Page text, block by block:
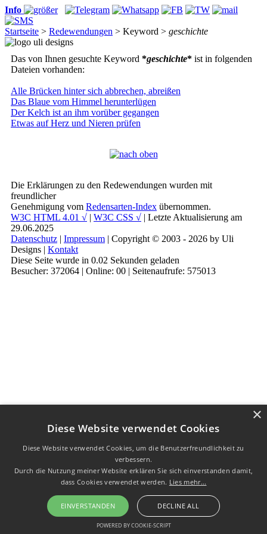
Info
Startseite > Redewendungen > Keyword > geschichte
Das von Ihnen gesuchte Keyword *geschichte* ist in folgenden
Dateien vorhanden:
Alle Brücken hinter sich abbrechen, abreißen
Das Blaue vom Himmel herunterlügen
Der Kelch ist an ihm vorüber gegangen
Etwas auf Herz und Nieren prüfen
Die Erklärungen zu den Redewendungen wurden mit
freundlicher
Genehmigung vom Redensarten-Index übernommen.
W3C HTML 4.01 √ | W3C CSS √ | Letzte Aktualisierung am
29.06.2025
Datenschutz | Impressum | Copyright © 2003 - 2026 by Uli
Designs | Kontakt
Diese Seite wurde in 0.02 Sekunden geladen
Besucher: 372064 | Online: 00 | Seitenaufrufe: 575013
Diese Website verwendet Cookies
Diese Website verwendet Cookies, um die Benutzerfreundlichkeit zu
verbessern.
Durch die Nutzung meiner Website erklären Sie sich einverstanden damit,
dass Cookies verwendet werden. Lies mehr...
EINVERSTANDEN DECLINE ALL
POWERED BY COOKIE-SCRIPT
×